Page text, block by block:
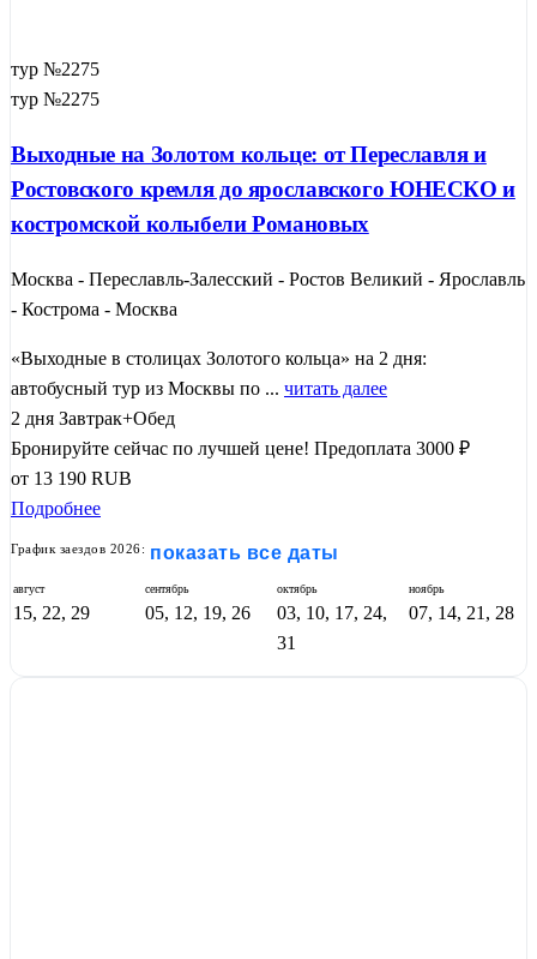
тур №2275
тур №2275
Выходные на Золотом кольце: от Переславля и
Ростовского кремля до ярославского ЮНЕСКО и
костромской колыбели Романовых
Москва - Переславль-Залесский - Ростов Великий - Ярославль
- Кострома - Москва
«Выходные в столицах Золотого кольца» на 2 дня:
автобусный тур из Москвы по ... читать далее
2 дня Завтрак+Обед
Бронируйте сейчас по лучшей цене! Предоплата 3000 ₽
от 13 190 RUB
Подробнее
График заездов 2026: показать все даты
август
15, 22, 29
сентябрь
05, 12, 19, 26
октябрь
03, 10, 17, 24,
31
ноябрь
07, 14, 21, 28